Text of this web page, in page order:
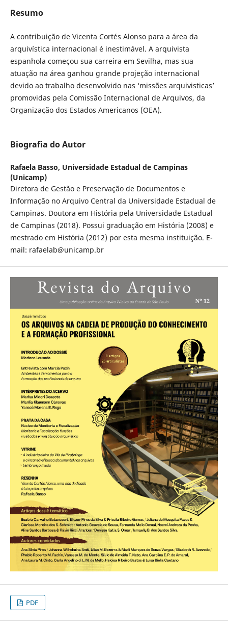
Resumo
A contribuição de Vicenta Cortés Alonso para a área da
arquivística internacional é inestimável. A arquivista
espanhola começou sua carreira em Sevilha, mas sua
atuação na área ganhou grande projeção internacional
devido ao trabalho desenvolvido nas ‘missões arquivisticas’
promovidas pela Comissão Internacional de Arquivos, da
Organização dos Estados Americanos (OEA).
Biografia do Autor
Rafaela Basso, Universidade Estadual de Campinas
(Unicamp)
Diretora de Gestão e Preservação de Documentos e
Informação no Arquivo Central da Universidade Estadual de
Campinas. Doutora em História pela Universidade Estadual
de Campinas (2018). Possui graduação em História (2008) e
mestrado em História (2012) por esta mesma instituição. E-
mail: rafaelab@unicamp.br
PDF